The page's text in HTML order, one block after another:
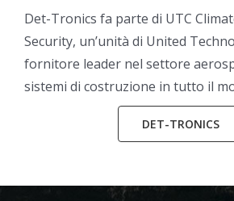
Det-Tronics fa parte di UTC
Security, un’unità di United
fornitore leader nel settore
sistemi di costruzione in tutto il
DET-TRONICS